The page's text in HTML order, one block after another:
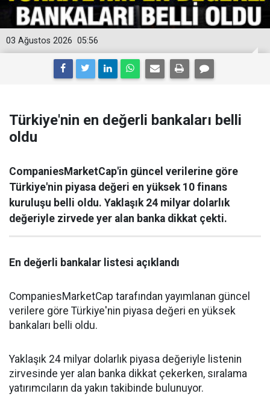
05:56
03 Ağustos 2026
Türkiye'nin en değerli bankaları belli
oldu
CompaniesMarketCap'in güncel verilerine göre
Türkiye'nin piyasa değeri en yüksek 10 finans
kuruluşu belli oldu. Yaklaşık 24 milyar dolarlık
değeriyle zirvede yer alan banka dikkat çekti.
En değerli bankalar listesi açıklandı
CompaniesMarketCap tarafından yayımlanan güncel
verilere göre Türkiye'nin piyasa değeri en yüksek
bankaları belli oldu.
Yaklaşık 24 milyar dolarlık piyasa değeriyle listenin
zirvesinde yer alan banka dikkat çekerken, sıralama
yatırımcıların da yakın takibinde bulunuyor.